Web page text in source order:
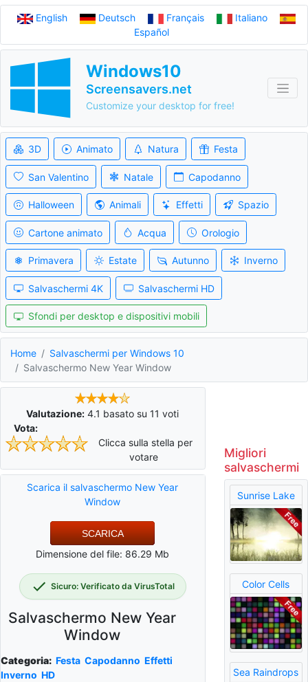
English Deutsch Français
Italiano
Español
Windows10
Screensavers.net
Customize your desktop for free!
3D Animato Natura Festa
San Valentino Natale Capodanno
Halloween Animali Effetti Spazio
Cartone animato Acqua Orologio
Primavera Estate Autunno Inverno
Salvaschermi 4K Salvaschermi HD
Sfondi per desktop e dispositivi mobili
Home
Salvaschermi per Windows 10
Salvaschermo New Year Window
Valutazione: 4.1 basato su11 voti
Vota:
Clicca sulla stella per
votare
Scarica il salvaschermo New Year
Window
SCARICA
Dimensione del file: 86.29 Mb
Sicuro: Verificato da VirusTotal
Salvaschermo New Year
Window
Categoria: Festa Capodanno Effetti
Inverno HD
Migliori
salvaschermi
Sunrise Lake
Color Cells
Sea Raindrops